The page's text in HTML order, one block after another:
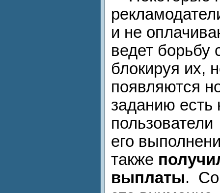
и не
ведет борьбу
блокируя их,
появляются
заданию есть
его
также
выплаты.